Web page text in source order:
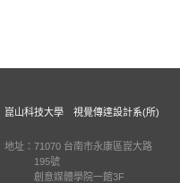
崑山科技大學 視覺傳達設計系(所)
地址：71070 台南市永康區崑大路
195號
創意媒體學院一館3F